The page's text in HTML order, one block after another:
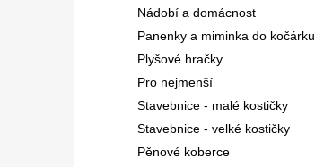
Nádobí a domácnost
Panenky a miminka do kočárku
Plyšové hračky
Pro nejmenší
Stavebnice - malé kostičky
Stavebnice - velké kostičky
Pěnové koberce